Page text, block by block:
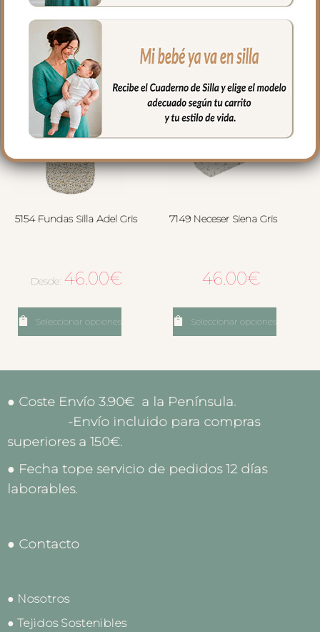
5154 Fundas Silla Adel Gris
Desde: 46.00€
Seleccionar opciones
7149 Neceser Siena Gris
46.00€
Seleccionar opciones
● Coste Envío 3.90€ a la Península.
-Envío incluido para compras
superiores a 150€.
● Fecha tope servicio de pedidos 12 días
laborables.
● Contacto
● Nosotros
● Tejidos Sostenibles